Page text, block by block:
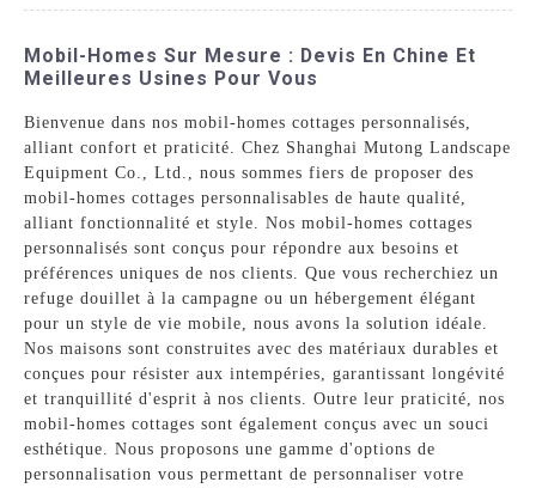
Mobil-Homes Sur Mesure : Devis En Chine Et
Meilleures Usines Pour Vous
Bienvenue dans nos mobil-homes cottages personnalisés,
alliant confort et praticité. Chez Shanghai Mutong Landscape
Equipment Co., Ltd., nous sommes fiers de proposer des
mobil-homes cottages personnalisables de haute qualité,
alliant fonctionnalité et style. Nos mobil-homes cottages
personnalisés sont conçus pour répondre aux besoins et
préférences uniques de nos clients. Que vous recherchiez un
refuge douillet à la campagne ou un hébergement élégant
pour un style de vie mobile, nous avons la solution idéale.
Nos maisons sont construites avec des matériaux durables et
conçues pour résister aux intempéries, garantissant longévité
et tranquillité d'esprit à nos clients. Outre leur praticité, nos
mobil-homes cottages sont également conçus avec un souci
esthétique. Nous proposons une gamme d'options de
personnalisation vous permettant de personnaliser votre